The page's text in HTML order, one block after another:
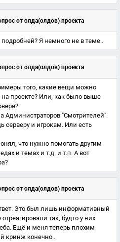
от олда(олдов) проекта
Я немного не в теме..
от олда(олдов) проекта
того, какие вещи можно
проекте? Или, как было выше
Администраторов "Смотрителей".
серверу и игрокам. Или есть
что нужно помогать другим
и темах и т.д. и т.п. А вот
от олда(олдов) проекта
Это был лишь информативный
так, будто у них
Ещё и меня теперь плохим
кринж конечно..